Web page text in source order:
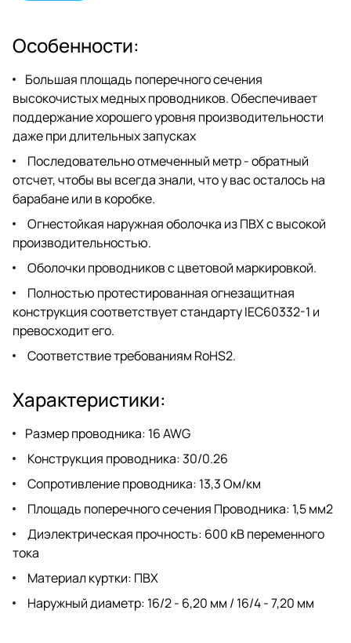
содержанием галогенов (LSZH)
Особенности:
Большая площадь поперечного сечения
высокочистых медных проводников. Обеспечивает
поддержание хорошего уровня производительности
даже при длительных запусках
Последовательно отмеченный метр - обратный
отсчет, чтобы вы всегда знали, что у вас осталось на
барабане или в коробке.
Огнестойкая наружная оболочка из ПВХ с высокой
производительностью.
Оболочки проводников с цветовой маркировкой.
Полностью протестированная огнезащитная
конструкция соответствует стандарту IEC60332-1 и
превосходит его.
Соответствие требованиям RoHS2.
Характеристики:
Размер проводника: 16 AWG
Конструкция проводника: 30/0.26
Сопротивление проводника: 13,3 Ом/км
Площадь поперечного сечения Проводника: 1,5 мм2
Диэлектрическая прочность: 600 кВ переменного
тока
Материал куртки: ПВХ
Наружный диаметр: 16/2 - 6,20 мм / 16/4 - 7,20 мм